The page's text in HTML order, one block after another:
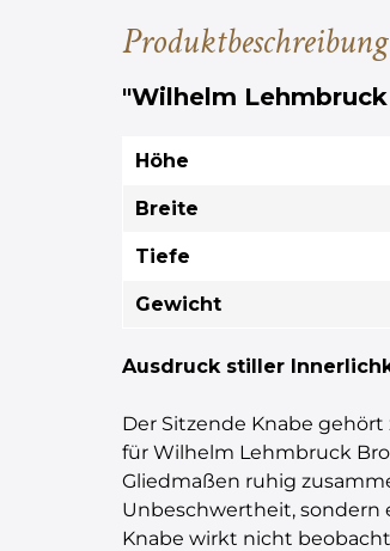
Produktbeschreibung
"Wilhelm Lehmbruck
Höhe
Breite
Tiefe
Gewicht
Ausdruck stiller
Der Sitzende Knabe
für Wilhelm Lehmbruck
Gliedmaßen ruhig
Unbeschwertheit, sondern
Knabe wirkt nicht